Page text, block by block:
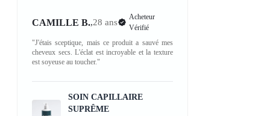
CAMILLE B.,28 ans
Acheteur
Vérifié
"J'étais sceptique, mais ce produit a sauvé mes
cheveux secs. L'éclat est incroyable et la texture
est soyeuse au toucher."
SOIN CAPILLAIRE
SUPRÊME